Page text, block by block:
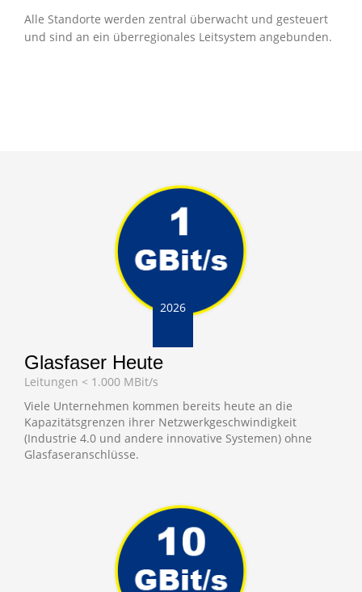
Alle Standorte werden zentral überwacht und gesteuert
und sind an ein überregionales Leitsystem angebunden.
2026
Glasfaser Heute
Leitungen < 1.000 MBit/s
Viele Unternehmen kommen bereits heute an die
Kapazitätsgrenzen ihrer Netzwerkgeschwindigkeit
(Industrie 4.0 und andere innovative Systemen) ohne
Glasfaseranschlüsse.